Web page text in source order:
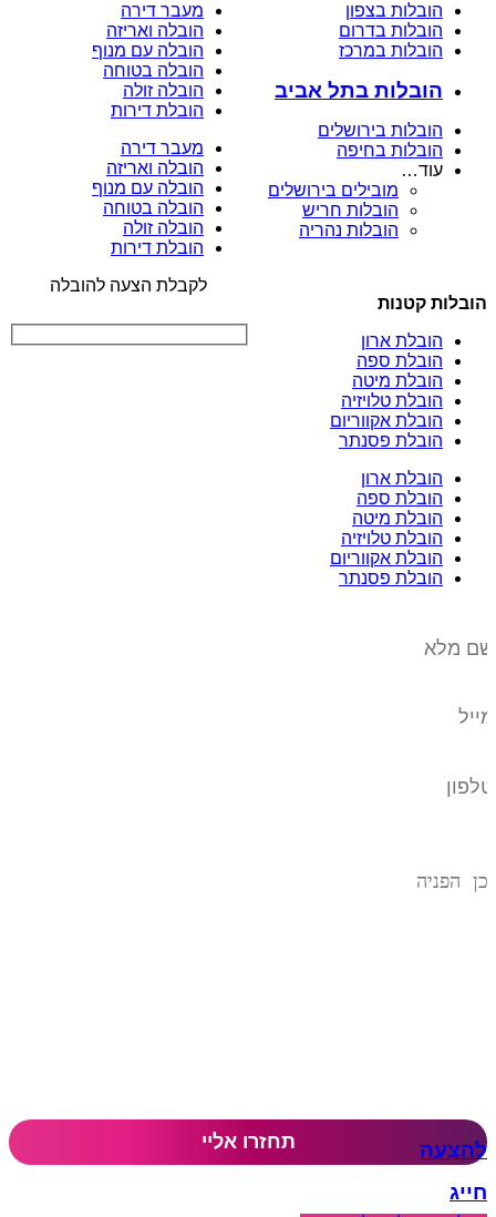
הובלות בצפון
הובלות בדרום
הובלות במרכז
הובלות בתל אביב
הובלות בירושלים
הובלות בחיפה
עוד…
מובילים בירושלים
הובלות חריש
הובלות נהריה
מעבר דירה
הובלה ואריזה
הובלה עם מנוף
הובלה בטוחה
הובלה זולה
הובלת דירות
מעבר דירה
הובלה ואריזה
הובלה עם מנוף
הובלה בטוחה
הובלה זולה
הובלת דירות
הובלות קטנות
הובלת ארון
הובלת ספה
הובלת מיטה
הובלת טלויזיה
הובלת אקווריום
הובלת פסנתר
הובלת ארון
הובלת ספה
הובלת מיטה
הובלת טלויזיה
הובלת אקווריום
הובלת פסנתר
לקבלת הצעה להובלה
להצעה
חייג